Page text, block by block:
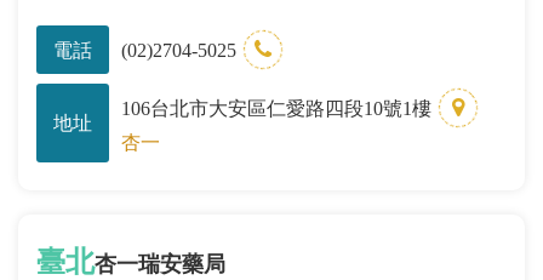
電話 (02)2704-5025
地址
106台北市大安區仁愛路四段10號1樓
杏一
臺北杏一瑞安藥局